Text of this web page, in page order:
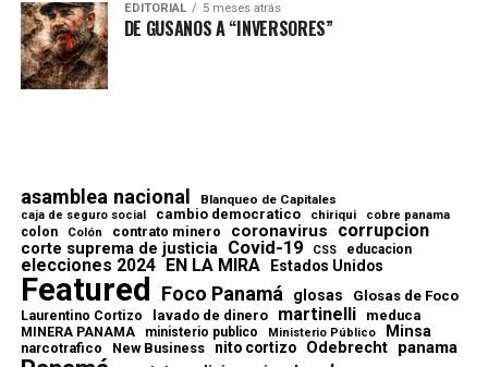
EDITORIAL 5 meses atrás
DE GUSANOS A “INVERSORES”
asamblea nacional Blanqueo de Capitales
caja de seguro social cambio democratico chiriqui cobre panama
colon Colón contrato minero coronavirus corrupcion
corte suprema de justicia Covid-19 CSS educacion
elecciones 2024 EN LA MIRA Estados Unidos
Featured Foco Panamá glosas Glosas de Foco
Laurentino Cortizo lavado de dinero martinelli meduca
MINERA PANAMA ministerio publico Ministerio Público Minsa
narcotrafico New Business nito cortizo Odebrecht panama